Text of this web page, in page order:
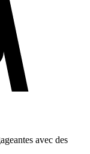
avec des